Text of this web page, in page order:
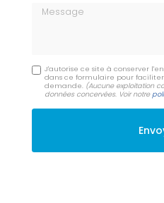
Message
J'autorise ce site à conserver
dans ce formulaire pour
demande. (Aucune exploitation
données concervées. Voir notre